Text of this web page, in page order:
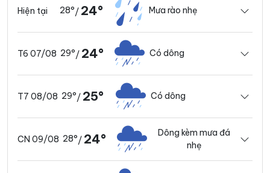
Hiện tại 28°/ 24° Mưa rào nhẹ
T6 07/08 29°/ 24° Có dông
T7 08/08 29°/ 25° Có dông
CN 09/08 28°/ 24°
Dông kèm mưa đá
nhẹ